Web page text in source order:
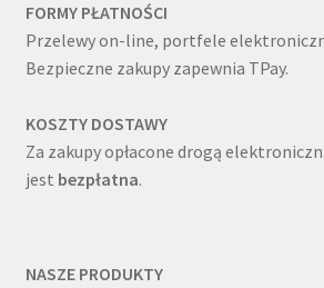
FORMY PŁATNOŚCI
Przelewy on-line, portfele
Bezpieczne zakupy zapewnia TPay.
KOSZTY DOSTAWY
Za zakupy opłacone drogą
jest bezpłatna.
NASZE PRODUKTY